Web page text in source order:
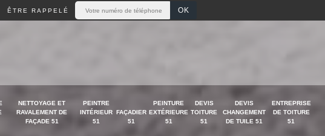
ÊTRE RAPPELÉ
NETTOYAGE ET
RAVALEMENT DE
FAÇADE 51
PEINTRE
INTÉRIEUR
51
FAÇADIER
51
PEINTURE
EXTÉRIEURE
51
DEVIS
TOITURE
51
DEVIS
CHANGEMENT
DE TUILE 51
ENTREPRISE
DE TOITURE
51